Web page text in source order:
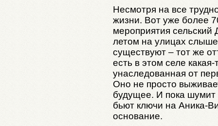
Несмотря на все
жизни. Вот уже более
мероприятия сельский
летом на улицах
существуют – тот же
есть в этом селе
унаследованная от
Оно не просто
будущее. И пока шумит
бьют ключи на Аника-
основание.